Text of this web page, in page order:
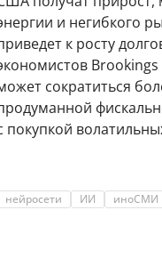
и негибкого
к росту
сократиться
покупкой
нейросети ИИ иноСМИ